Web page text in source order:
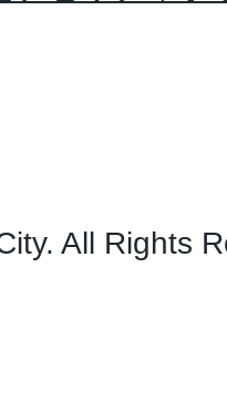
All Rights